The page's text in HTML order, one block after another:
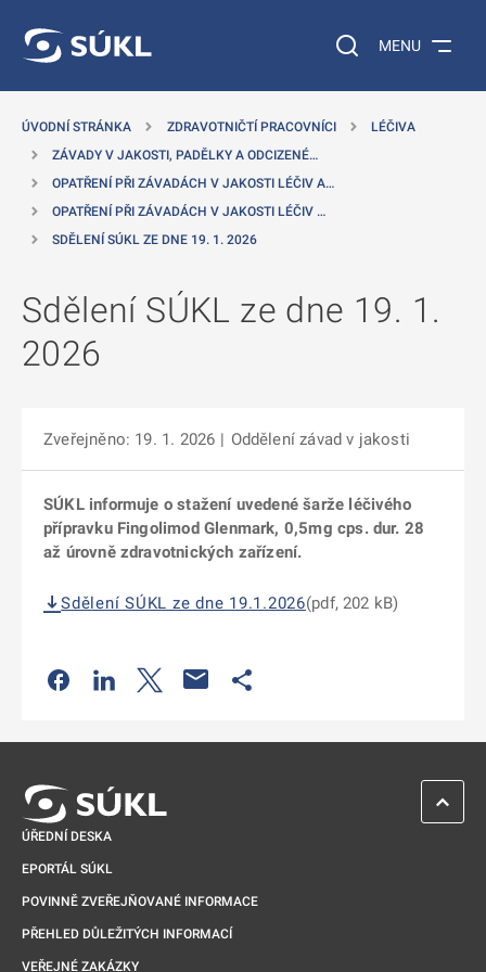
Vyhledávání na
MENU
ÚVODNÍ STRÁNKA ZDRAVOTNIČTÍ PRACOVNÍCI
LÉČIVA
ZÁVADY V JAKOSTI, PADĚLKY A ODCIZENÉ…
OPATŘENÍ PŘI ZÁVADÁCH V JAKOSTI LÉČIV A…
OPATŘENÍ PŘI ZÁVADÁCH V JAKOSTI LÉČIV …
SDĚLENÍ SÚKL ZE DNE 19. 1. 2026
Sdělení SÚKL ze dne 19. 1.
2026
Zveřejněno: 19. 1. 2026 | Oddělení závad v jakosti
SÚKL informuje o stažení uvedené šarže léčivého
přípravku Fingolimod Glenmark, 0,5mg cps. dur. 28
až úrovně zdravotnických zařízení.
Sdělení SÚKL ze dne 19.1.2026(pdf, 202 kB)
Odkaz se otevře na nové kartě
Odkaz se otevře na nové kartě
Odkaz se otevře na nové kartě
ÚŘEDNÍ DESKA
EPORTÁL SÚKL
POVINNĚ ZVEŘEJŇOVANÉ INFORMACE
PŘEHLED DŮLEŽITÝCH INFORMACÍ
VEŘEJNÉ ZAKÁZKY
ZPĚT